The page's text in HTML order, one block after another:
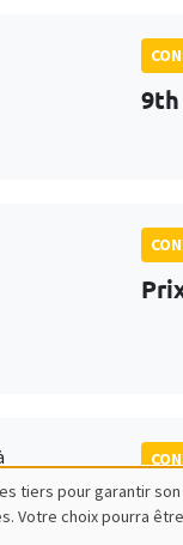
9th
tiers pour garantir
Votre choix pourra